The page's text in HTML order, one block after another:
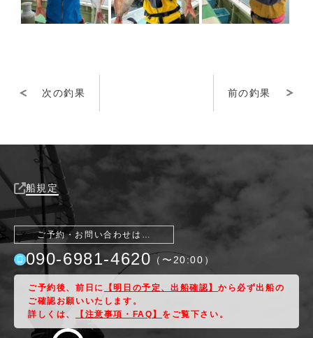
次の釣果 前の釣果
船規定
ご予約・お問い合わせは…
090-6981-4620 （〜20:00 ）
ご予約後、前日に 【明日の予定、出船確認】から必ず出船の
ご確認お願いいたします。
詳しくは、
【注意事項・FAQ】 をご覧下さい。